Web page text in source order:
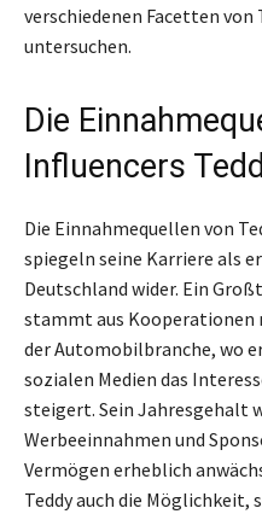
verschiedenen Facetten von
untersuchen.
Die
Influencers
Die Einnahmequellen von
spiegeln seine Karriere als
Deutschland wider. Ein
stammt aus
der Automobilbranche, wo
sozialen Medien das
steigert. Sein Jahresgehalt
Werbeeinnahmen und
Vermögen erheblich
Teddy auch die Möglichkeit,